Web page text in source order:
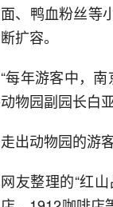
面、鸭血粉丝等
断扩容。
“每年游客中，
动物园副园长白
走出动物园的游
网友整理的“红